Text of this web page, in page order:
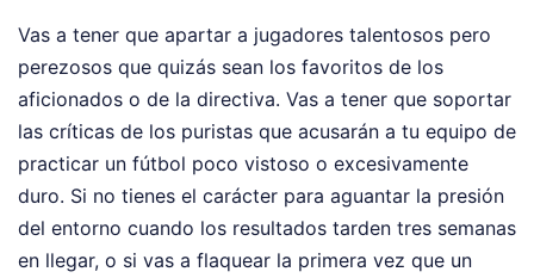
Vas a tener que apartar a jugadores talentosos pero
perezosos que quizás sean los favoritos de los
aficionados o de la directiva. Vas a tener que soportar
las críticas de los puristas que acusarán a tu equipo de
practicar un fútbol poco vistoso o excesivamente
duro. Si no tienes el carácter para aguantar la presión
del entorno cuando los resultados tarden tres semanas
en llegar, o si vas a flaquear la primera vez que un